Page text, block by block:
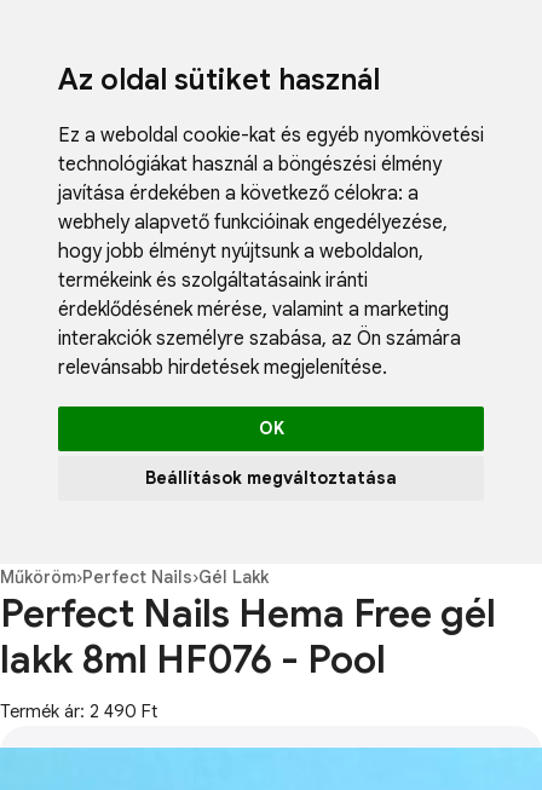
Az oldal sütiket használ
Ez a weboldal cookie-kat és egyéb nyomkövetési
technológiákat használ a böngészési élmény
javítása érdekében a következő célokra: a
webhely alapvető funkcióinak engedélyezése,
hogy jobb élményt nyújtsunk a weboldalon,
termékeink és szolgáltatásaink iránti
érdeklődésének mérése, valamint a marketing
interakciók személyre szabása, az Ön számára
relevánsabb hirdetések megjelenítése.
OK
Beállítások megváltoztatása
Blog
Műköröm›Perfect Nails›Gél Lakk
Perfect Nails Hema Free gél
lakk 8ml HF076 - Pool
Termék ár: 2 490 Ft